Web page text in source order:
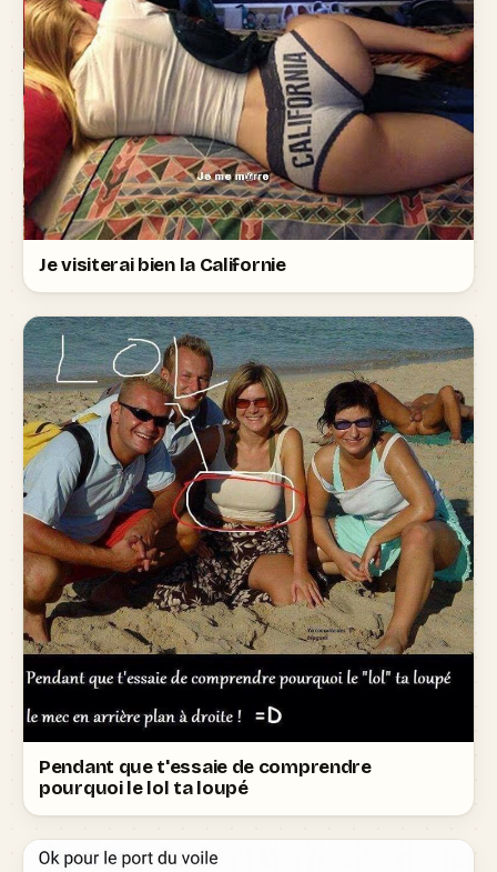
Je visiterai bien la Californie
Pendant que t'essaie de comprendre
pourquoi le lol ta loupé